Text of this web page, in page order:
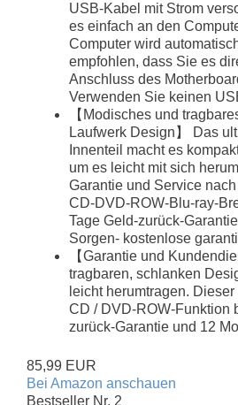
USB-Kabel mit Strom
es einfach an den
Computer wird
empfohlen, dass Sie es
Anschluss des
Verwenden Sie keinen
【Modisches und
Laufwerk Design】 Das
Innenteil macht es
um es leicht mit sich
Garantie und Service
CD-DVD-ROW-Blu-ray-
Tage Geld-zurück-
Sorgen- kostenlose
【Garantie und
tragbaren, schlanken
leicht herumtragen.
CD / DVD-ROW-Funktion
zurück-Garantie und 12
85,99 EUR
Bei Amazon anschauen
Bestseller Nr. 2